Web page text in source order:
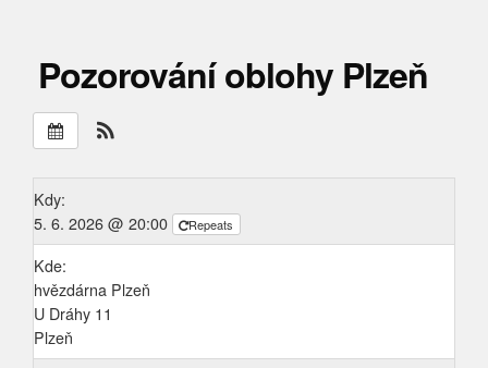
Pozorování oblohy Plzeň
Kdy:
5. 6. 2026 @ 20:00
Repeats
Kde:
hvězdárna Plzeň
U Dráhy 11
Plzeň